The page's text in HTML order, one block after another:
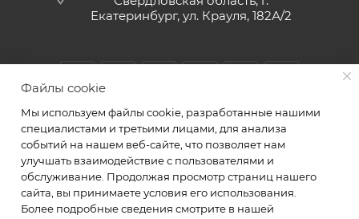
Екатеринбург, ул. Крауля, 182А/2
2026 © Магазин и сервис для внедорожников г.
Екатеринбург Крауля 182А/2. ИП Комаров А.Ю.
Файлы cookie
Мы используем файлы cookie, разработанные нашими
специалистами и третьими лицами, для анализа
событий на нашем веб-сайте, что позволяет нам
улучшать взаимодействие с пользователями и
обслуживание. Продолжая просмотр страниц нашего
сайта, вы принимаете условия его использования.
Более подробные сведения смотрите в нашей